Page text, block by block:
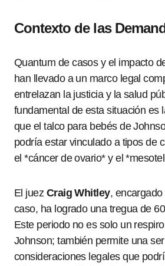
Contexto de las
Quantum de casos y el impacto
han llevado a un marco legal
entrelazan la justicia y la salud
fundamental de esta situación es
que el talco para bebés de
podría estar vinculado a tipos de
el *cáncer de ovario* y el
El juez Craig Whitley,
caso, ha logrado una tregua de
Este periodo no es solo un
Johnson; también permite una
consideraciones legales que